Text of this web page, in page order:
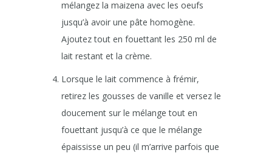
mélangez la maizena avec les oeufs
jusqu’à avoir une pâte homogène.
Ajoutez tout en fouettant les 250 ml de
lait restant et la crème.
Lorsque le lait commence à frémir,
retirez les gousses de vanille et versez le
doucement sur le mélange tout en
fouettant jusqu’à ce que le mélange
épaississe un peu (il m’arrive parfois que